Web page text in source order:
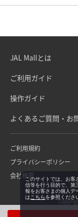
JAL Mallとは
ご利用ガイド
操作ガイド
よくあるご質問・お
ご利用規約
プライバシーポリシー
会社概要このサイトでは、お客
信等を行う目的で、第
報をお客さまの個人デ
は こちらを参照くださ